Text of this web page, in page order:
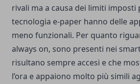
rivali ma a causa dei limiti imposti
tecnologia e-paper hanno delle
meno funzionali. Per quanto
always on, sono presenti nei
risultano sempre accesi e che
l’ora e appaiono molto più simili